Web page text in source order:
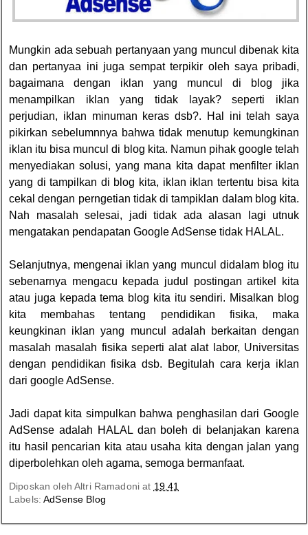
Mungkin ada sebuah pertanyaan yang muncul dibenak kita
dan pertanyaa ini juga sempat terpikir oleh saya pribadi,
bagaimana dengan iklan yang muncul di blog jika
menampilkan iklan yang tidak layak? seperti iklan
perjudian, iklan minuman keras dsb?. Hal ini telah saya
pikirkan sebelumnnya bahwa tidak menutup kemungkinan
iklan itu bisa muncul di blog kita. Namun pihak google telah
menyediakan solusi, yang mana kita dapat menfilter iklan
yang di tampilkan di blog kita, iklan iklan tertentu bisa kita
cekal dengan perngetian tidak di tampiklan dalam blog kita.
Nah masalah selesai, jadi tidak ada alasan lagi utnuk
mengatakan pendapatan Google AdSense tidak HALAL.
Selanjutnya, mengenai iklan yang muncul didalam blog itu
sebenarnya mengacu kepada judul postingan artikel kita
atau juga kepada tema blog kita itu sendiri. Misalkan blog
kita membahas tentang pendidikan fisika, maka
keungkinan iklan yang muncul adalah berkaitan dengan
masalah masalah fisika seperti alat alat labor, Universitas
dengan pendidikan fisika dsb. Begitulah cara kerja iklan
dari google AdSense.
Jadi dapat kita simpulkan bahwa penghasilan dari Google
AdSense adalah HALAL dan boleh di belanjakan karena
itu hasil pencarian kita atau usaha kita dengan jalan yang
diperbolehkan oleh agama, semoga bermanfaat.
Diposkan oleh Altri Ramadoni at 19.41
Labels:AdSense Blog